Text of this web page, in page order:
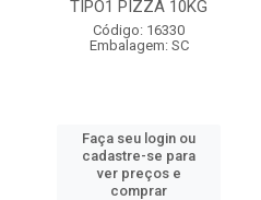
TIPO1 PIZZA 10KG
Código: 16330
Embalagem: SC
Faça seu login ou
cadastre-se para
ver preços e
comprar